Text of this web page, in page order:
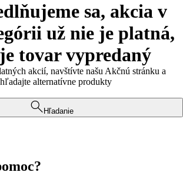
sa, akcia v
už nie je platná,
tovar vypredaný
akcií, navštívte našu Akčnú stránku a
alternatívne produkty
Hľadanie